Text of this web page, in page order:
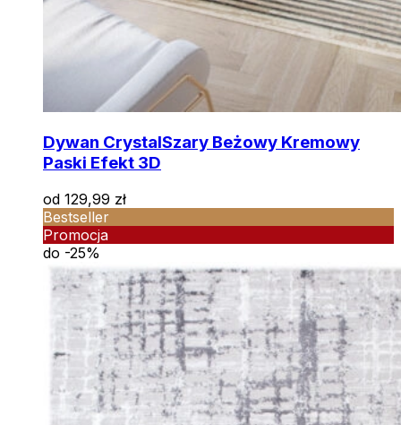
Dywan CrystalSzary Beżowy Kremowy
Paski Efekt 3D
od 129,99 zł
Bestseller
Promocja
do -25%